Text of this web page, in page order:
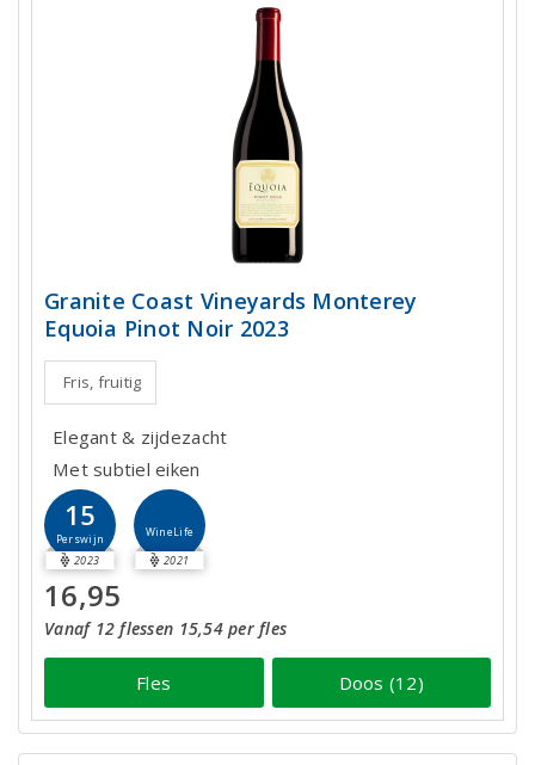
Granite Coast Vineyards Monterey
Equoia Pinot Noir 2023
Fris, fruitig
Elegant & zijdezacht
Met subtiel eiken
15
Perswijn
2023
WineLife
2021
16,95
Vanaf 12 flessen 15,54 per fles
Fles Doos (12)